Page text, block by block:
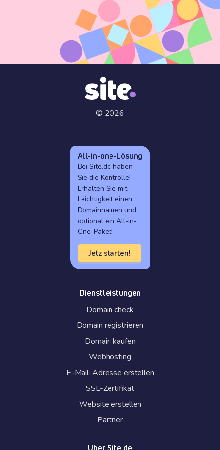
© 2026
All-in-one-Lösung
Bei Site.de haben
Sie die Kontrolle!
Erhalten Sie mit
Leichtigkeit einen
Domainnamen und
optional ein All-in-
One-Paket!
Jetz starten!
Dienstleistungen
Domain check
Domain registrieren
Domain kaufen
Webhosting
E-Mail-Adresse erstellen
SSL-Zertifikat
Website erstellen
Partner
Uber Site.de